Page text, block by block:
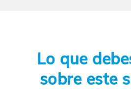
Lo que
sobre este